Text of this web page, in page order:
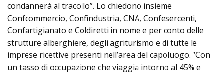
condannerà al tracollo”. Lo chiedono insieme
Confcommercio, Confindustria, CNA, Confesercenti,
Confartigianato e Coldiretti in nome e per conto delle
strutture alberghiere, degli agriturismo e di tutte le
imprese ricettive presenti nell’area del capoluogo. “Con
un tasso di occupazione che viaggia intorno al 45% e